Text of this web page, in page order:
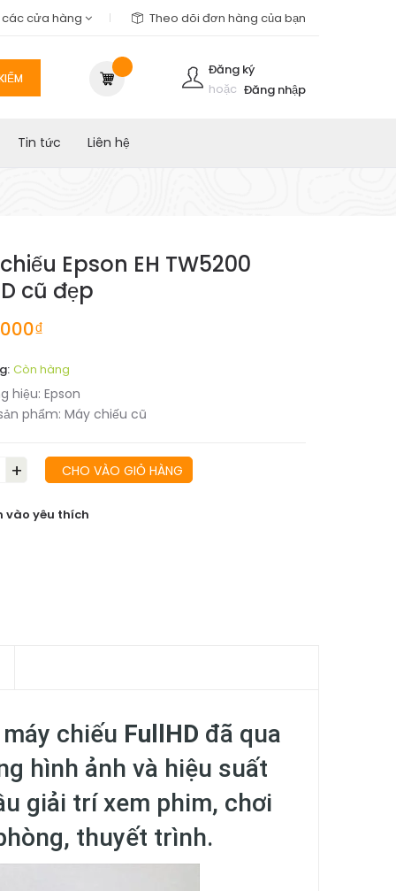
cửa hàng Theo dõi đơn hàng của bạn
Đăng ký
hoặc Đăng nhập
Tin tức Liên hệ
Epson EH TW5200
cũ đẹp
Còn hàng
hiệu: Epson
phẩm: Máy chiếu cũ
+ CHO VÀO GIỎ HÀNG
vào yêu thích
chiếu FullHD đã qua
hình ảnh và hiệu suất
giải trí xem phim, chơi
thuyết trình.